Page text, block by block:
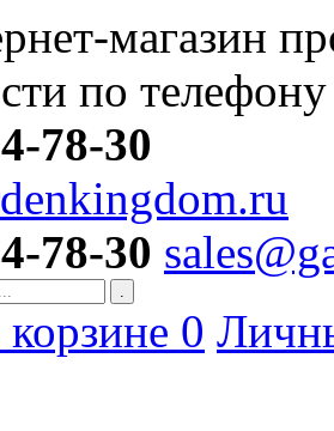
магазин
по телефону
78-30
78-30
.
0